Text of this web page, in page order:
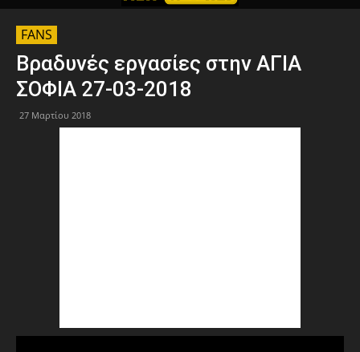
FANS
Βραδυνές εργασίες στην ΑΓΙΑ
ΣΟΦΙΑ 27-03-2018
27 Μαρτίου 2018